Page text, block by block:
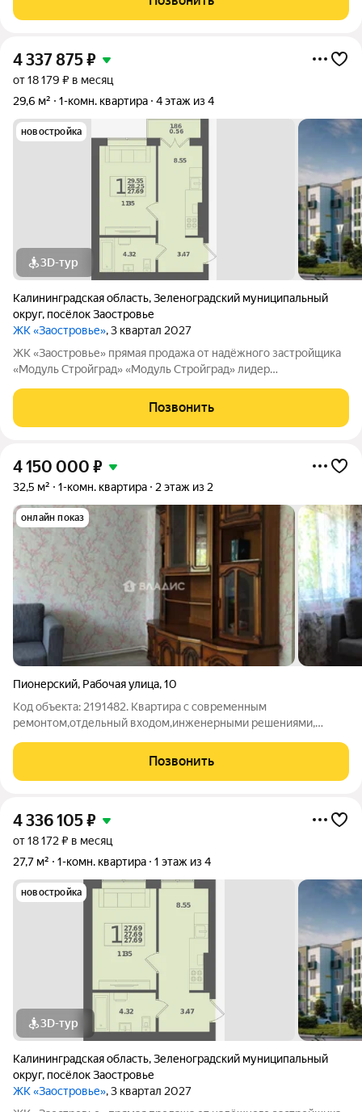
Сан узел раздельный Кухня 10м2, газ.
4 337 875₽
от 18 179 ₽ в месяц
29,6 м²
1-комн. квартира 4 этаж из 4
новостройка
3D-тур
Калининградская область,Зеленоградский муниципальный
округ, посёлок Заостровье
ЖК «Заостровье», 3 квартал 2027
ЖK «Заостровье» прямая продажа от надёжного застройщика
«Мoдуль Стpoйгpaд» «Модуль Стройград» лидер
самых надёжных компаний России (ЕРЗ). Создаём уютные
пространства для тысяч семей. ЖК
Позвонить
4 150 000 ₽
32,5 м² 1-комн. квартира 2 этаж из 2
онлайн показ
Пионерский, Рабочая улица,10
Код объекта: 2191482. Квартира с современным
ремонтом,отдельный входом,инженерными решениями,
добавляет звукоизоляции. Совместно приводится в порядок
фасад(скоро будет готов). В классическом
Позвонить
4 336 105₽
от 18 172 ₽ в месяц
27,7 м²
1-комн. квартира 1 этаж из 4
новостройка
3D-тур
Калининградская область,Зеленоградский муниципальный
округ, посёлок Заостровье
ЖК «Заостровье», 3 квартал 2027